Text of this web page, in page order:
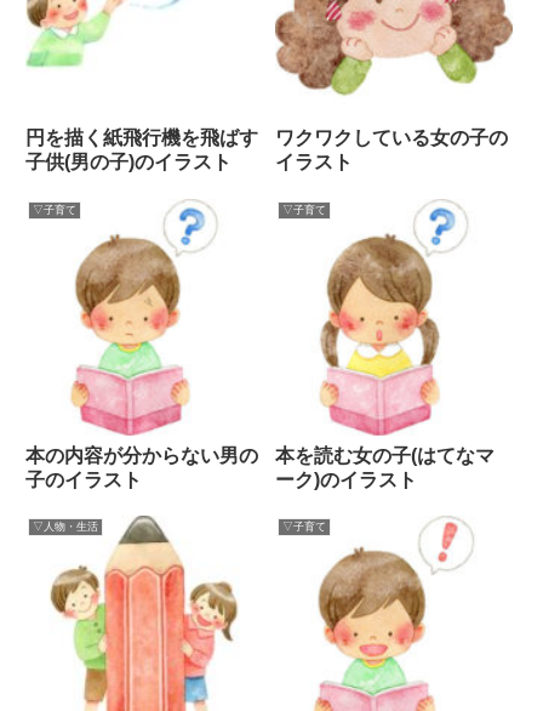
円を描く紙飛行機を飛ばす
子供(男の子)のイラスト
ワクワクしている女の子の
イラスト
▽子育て
本の内容が分からない男の
子のイラスト
▽子育て
本を読む女の子(はてなマ
ーク)のイラスト
▽人物・生活 ▽子育て